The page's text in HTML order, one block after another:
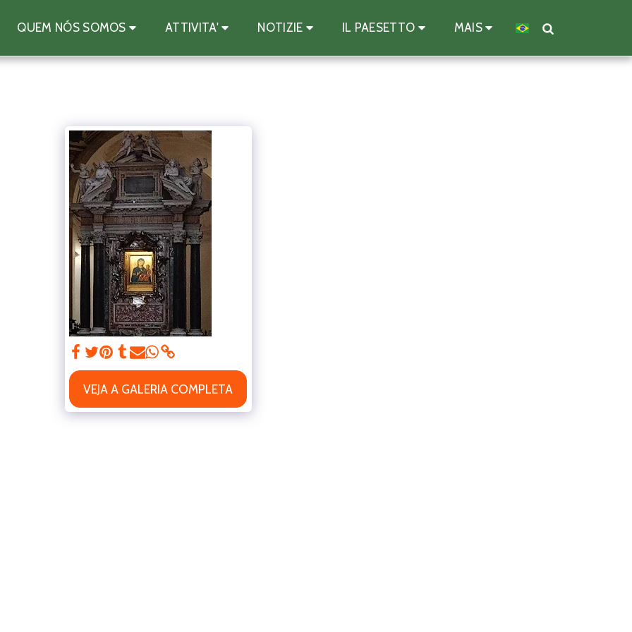
QUEM NÓS SOMOS ATTIVITA' NOTIZIE IL PAESETTO MAIS
VEJA A GALERIA COMPLETA